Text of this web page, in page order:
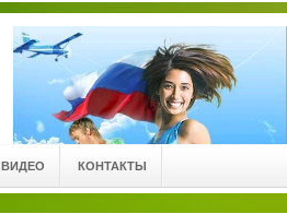
ВИДЕО КОНТАКТЫ